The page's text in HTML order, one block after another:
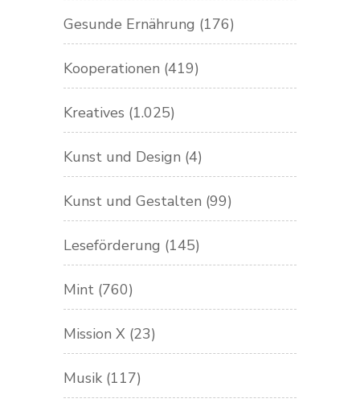
Gesunde Ernährung (176)
Kooperationen (419)
Kreatives (1.025)
Kunst und Design (4)
Kunst und Gestalten (99)
Leseförderung (145)
Mint (760)
Mission X (23)
Musik (117)